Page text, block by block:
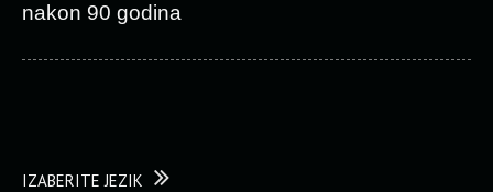
nakon 90 godina
IZABERITE JEZIK